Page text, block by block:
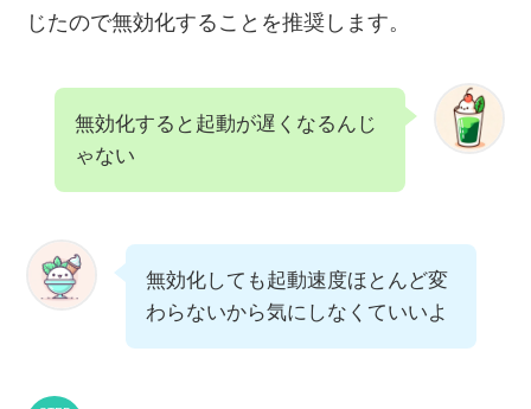
じたので無効化することを推奨します。
無効化すると起動が遅くなるんじ
ゃない
無効化しても起動速度ほとんど変
わらないから気にしなくていいよ